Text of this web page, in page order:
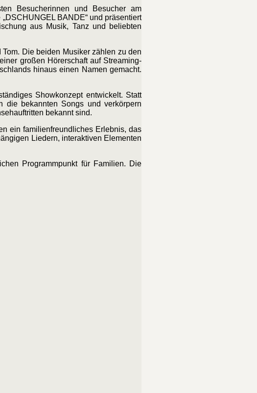
Besucherinnen und Besucher am
BANDE“ und präsentiert
aus Musik, Tanz und beliebten
Die beiden Musiker zählen zu den
großen Hörerschaft auf Streaming-
hinaus einen Namen gemacht.
Showkonzept entwickelt. Statt
die bekannten Songs und verkörpern
bekannt sind.
ein familienfreundliches Erlebnis, das
Liedern, interaktiven Elementen
Programmpunkt für Familien. Die